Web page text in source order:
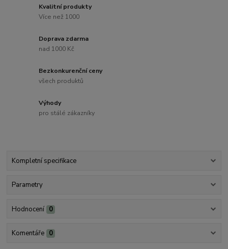
Kvalitní produkty
Více než 1000
Doprava zdarma
nad 1000 Kč
Bezkonkurenční ceny
všech produktů
Výhody
pro stálé zákazníky
Kompletní specifikace
Parametry
Hodnocení 0
Komentáře 0